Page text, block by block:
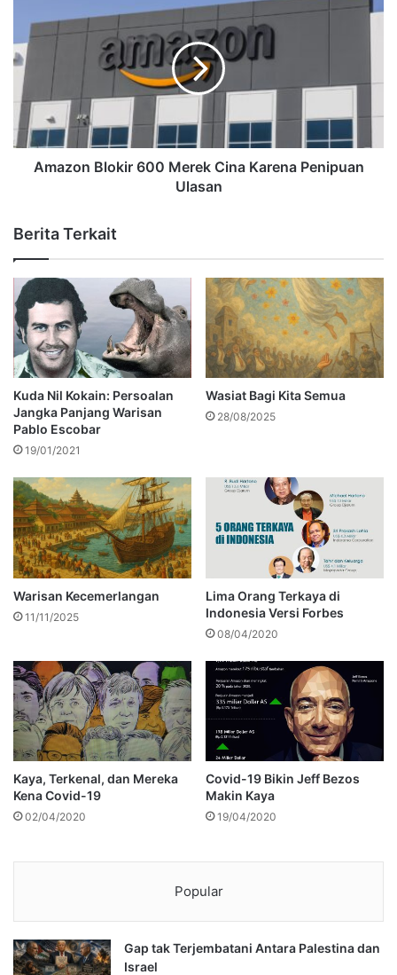
Amazon Blokir 600 Merek Cina Karena Penipuan
Ulasan
Berita Terkait
Kuda Nil Kokain: Persoalan
Jangka Panjang Warisan
Pablo Escobar
19/01/2021
Wasiat Bagi Kita Semua
28/08/2025
Warisan Kecemerlangan
11/11/2025
Lima Orang Terkaya di
Indonesia Versi Forbes
08/04/2020
Kaya, Terkenal, dan Mereka
Kena Covid-19
02/04/2020
Covid-19 Bikin Jeff Bezos
Makin Kaya
19/04/2020
Popular
Gap tak Terjembatani Antara Palestina dan
Israel